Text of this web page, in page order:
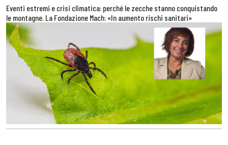
Eventi estremi e crisi climatica: perché le zecche stanno conquistando
le montagne. La Fondazione Mach: «In aumento rischi sanitari»